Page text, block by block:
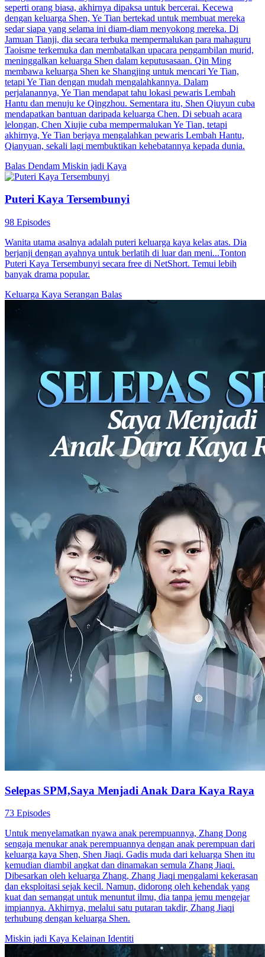
seperti orang biasa, akhirnya dipaksa untuk bercerai. Kecewa
dengan keluarga Shen, Ye Tian bertekad untuk membuat mereka
sedar siapa yang selama ini diam-diam menyokong mereka. Di
Jamuan Tianji, dia secara terbuka mempermalukan para mahaguru
Taoisme terkemuka dan membatalkan upacara pengambilan murid,
meninggalkan keluarga Shen dalam keputusasaan. Qin Ming
membawa keluarga Shen ke Shangjing untuk mencari Ye Tian,
tetapi Ye Tian dengan mudah mengalahkannya. Dalam
perjalanannya, Ye Tian mendapat tahu lokasi pewaris Lembah
Hantu dan menuju ke Qingzhou. Sementara itu, Shen Qiuyun cuba
mendapatkan bantuan daripada keluarga Chen. Di sebuah acara
lelongan, Chen Xiujie cuba mempermalukan Ye Tian, tetapi
akhirnya, Ye Tian berjaya mengalahkan pewaris Lembah Hantu,
Qianyuan, sekali lagi membuktikan kehebatannya kepada dunia.
Balas Dendam Miskin jadi Kaya
Puteri Kaya Tersembunyi
98 Episodes
Wanita utama asalnya adalah puteri keluarga kaya kelas atas. Dia
berjanji dengan ayahnya untuk berlatih di luar dan meni...Tonton
Puteri Kaya Tersembunyi secara free di NetShort. Temui lebih
banyak drama popular.
Keluarga Kaya Serangan Balas
Selepas SPM,Saya Menjadi Anak Dara Kaya Raya
73 Episodes
Untuk menyelamatkan nyawa anak perempuannya, Zhang Dong
sengaja menukar anak perempuannya dengan anak perempuan dari
keluarga kaya Shen, Shen Jiaqi. Gadis muda dari keluarga Shen itu
kemudian diambil angkat dan dinamakan semula Zhang Jiaqi.
Dibesarkan oleh keluarga Zhang, Zhang Jiaqi mengalami kekerasan
dan eksploitasi sejak kecil. Namun, didorong oleh kehendak yang
kuat dan semangat untuk menuntut ilmu, dia tanpa jemu mengejar
impiannya. Akhirnya, melalui satu putaran takdir, Zhang Jiaqi
terhubung dengan keluarga Shen.
Miskin jadi Kaya Kelainan Identiti